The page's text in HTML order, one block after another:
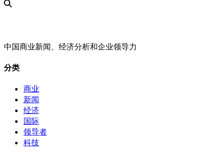
中国商业新闻、经济分析和企业领导力
分类
商业
新闻
经济
国际
领导者
科技